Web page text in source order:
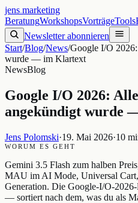
jens.marketing
BeratungWorkshopsVorträgeTools
Newsletter abonnieren
Start/Blog/News/Google I/O
wurde — im Klartext
NewsBlog
Google I/O 2026:
angekündigt wurde
Jens Polomski·19. Mai 2026·10
WORUM ES GEHT
Gemini 3.5 Flash zum halben
MAU im AI Mode, Universal
Generation. Die Google-I/O-
— sortiert nach dem, was du als